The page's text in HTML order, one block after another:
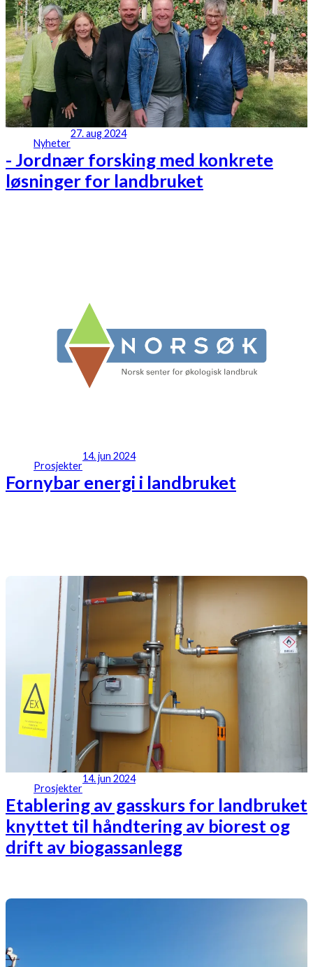
Nyheter
27. aug 2024
- Jordnær forsking med konkrete
løsninger for landbruket
Prosjekter
14. jun 2024
Fornybar energi i landbruket
Prosjekter
14. jun 2024
Etablering av gasskurs for landbruket
knyttet til håndtering av biorest og
drift av biogassanlegg